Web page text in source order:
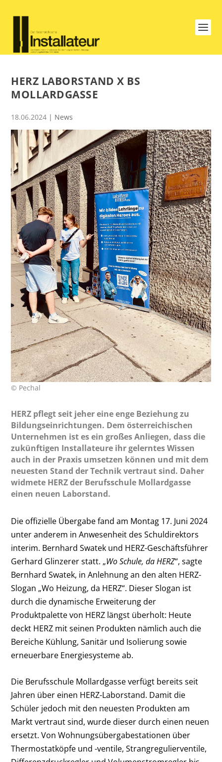
HERZ LABORSTAND X BS
MOLLARDGASSE
18.06.2024 | News
© Pechal
HERZ pflegt seit jeher eine enge Beziehung zu
Bildungseinrichtungen. Dem österreichischen
Unternehmen ist es ein großes Anliegen, dass die
zukünftigen Installateure ihr gelerntes Wissen
auch in der Praxis umsetzen können und mit dem
neuesten Stand der Technik vertraut sind. Daher
widmete HERZ der Berufsschule Mollardgasse
einen neuen Laborstand.
Die offizielle Übergabe fand am Montag 17. Juni 2024
unter anderem in Anwesenheit des Schuldirektors
interim. Bernhard Swatek und HERZ-Geschäftsführer
Gerhard Glinzerer statt. „Wo Schule, da HERZ“, sagte
Bernhard Swatek, in Anlehnung an den alten HERZ-
Slogan „Wo Heizung, da HERZ“. Dieser Slogan ist
durch die dynamische Erweiterung der
Produktpalette von HERZ längst überholt: Heute
deckt HERZ mit seinen Produkten nämlich auch die
Bereiche Kühlung, Sanitär und Isolierung sowie
erneuerbare Energiesysteme ab.
Die Berufsschule Mollardgasse verfügt bereits seit
Jahren über einen HERZ-Laborstand. Damit die
Schüler jedoch mit den neuesten Produkten am
Markt vertraut sind, wurde dieser durch einen neuen
ersetzt. Von Wohnungsübergabestationen über
Thermostatköpfe und -ventile, Strangregulierventile,